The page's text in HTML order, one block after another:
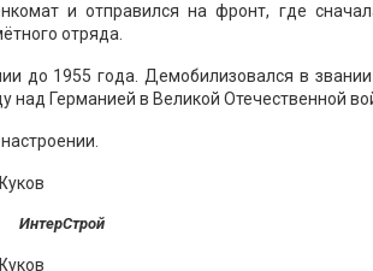
и отправился на фронт, где
отряда.
до 1955 года. Демобилизовался в звании
Германией в Великой Отечественной
ИнтерСтрой